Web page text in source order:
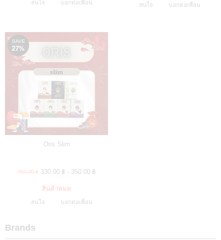
สนใจ บอกต่อเพื่อน สนใจ บอกต่อเพื่อน
Oris Slim
450.00 ฿ 330.00 ฿ - 350.00 ฿
SAVE
27%
สินค้าหมด
สนใจ บอกต่อเพื่อน
Brands